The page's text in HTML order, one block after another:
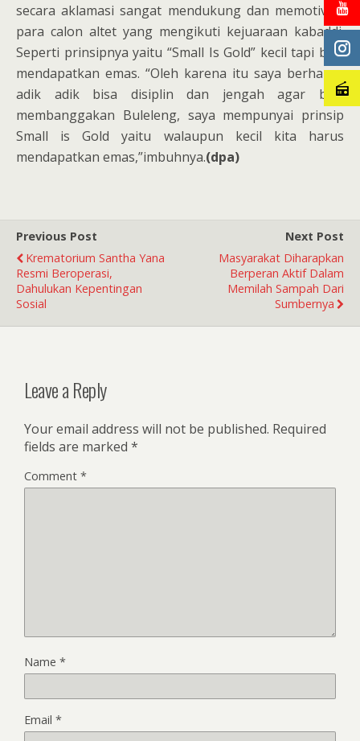
secara aklamasi sangat mendukung dan memotivasi
para calon altet yang mengikuti kejuaraan kabaddi.
Seperti prinsipnya yaitu “Small Is Gold” kecil tapi bisa
mendapatkan emas. “Oleh karena itu saya berharap
adik adik bisa disiplin dan jengah agar bisa
membanggakan Buleleng, saya mempunyai prinsip
Small is Gold yaitu walaupun kecil kita harus
mendapatkan emas,”imbuhnya.(dpa)
Previous Post
Krematorium Santha Yana
Resmi Beroperasi,
Dahulukan Kepentingan
Sosial
Next Post
Masyarakat Diharapkan
Berperan Aktif Dalam
Memilah Sampah Dari
Sumbernya
Leave a Reply
Your email address will not be published. Required
fields are marked *
Comment *
Name *
Email *